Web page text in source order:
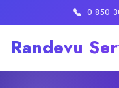
0 850
Randevu